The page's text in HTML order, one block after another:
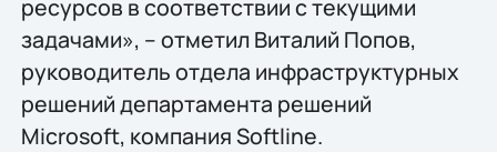
ресурсов в соответствии с текущими
задачами», – отметил Виталий Попов,
руководитель отдела инфраструктурных
решений департамента решений
Microsoft, компания Softline.